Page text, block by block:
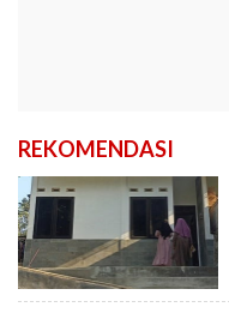
REKOMENDASI